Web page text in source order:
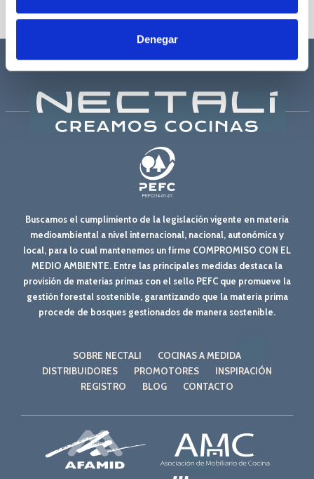
Denegar
Buscamos el cumplimiento de la legislación vigente en materia
medioambiental a nivel internacional, nacional, autonómica y
local, para lo cual mantenemos un firme COMPROMISO CON EL
MEDIO AMBIENTE. Entre las principales medidas destaca la
provisión de materias primas con el sello PEFC que promueve la
gestión forestal sostenible, garantizando que la materia prima
procede de bosques gestionados de manera sostenible.
SOBRE NECTALI
COCINAS A MEDIDA
DISTRIBUIDORES
PROMOTORES
INSPIRACIÓN
REGISTRO
BLOG CONTACTO